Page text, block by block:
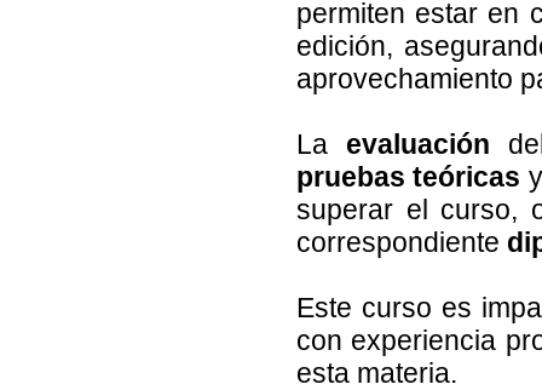
permiten estar en
edición,
aprovechamiento
La evaluación
pruebas teóricas
superar el curso,
correspondiente
Este curso es
con experiencia
esta materia.